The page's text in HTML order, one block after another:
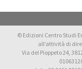
© Edizioni Centro Studi
all’attività di
Via del Pioppeto 24,